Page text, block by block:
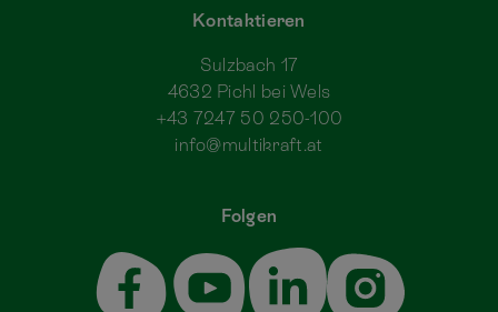
Folgen
Kontaktieren
Sulzbach 17
4632 Pichl bei Wels
+43 7247 50 250-100
info@multikraft.at